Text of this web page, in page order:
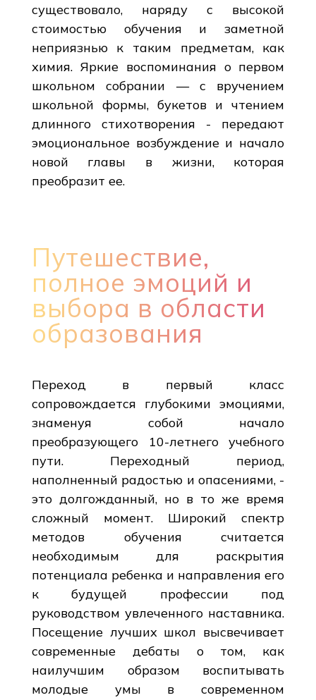
существовало, наряду с высокой
стоимостью обучения и заметной
неприязнью к таким предметам, как
химия. Яркие воспоминания о первом
школьном собрании — с вручением
школьной формы, букетов и чтением
длинного стихотворения - передают
эмоциональное возбуждение и начало
новой главы в жизни, которая
преобразит ее.
Путешествие,
полное эмоций и
выбора в области
образования
Переход в первый класс
сопровождается глубокими эмоциями,
знаменуя собой начало
преобразующего 10-летнего учебного
пути. Переходный период,
наполненный радостью и опасениями, -
это долгожданный, но в то же время
сложный момент. Широкий спектр
методов обучения считается
необходимым для раскрытия
потенциала ребенка и направления его
к будущей профессии под
руководством увлеченного наставника.
Посещение лучших школ высвечивает
современные дебаты о том, как
наилучшим образом воспитывать
молодые умы в современном